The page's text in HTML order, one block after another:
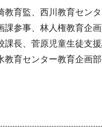
教育監、西川教育セン
課参事、林人権教育企
課長、菅原児童生徒支
教育センター教育企画